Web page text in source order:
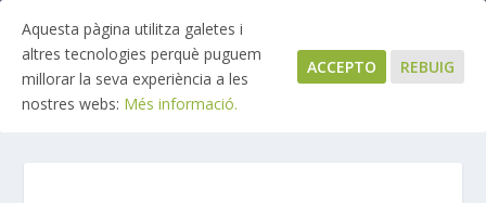
Aquesta pàgina utilitza galetes i
altres tecnologies perquè puguem
millorar la seva experiència a les
nostres webs: Més informació.
ACCEPTO REBUIG